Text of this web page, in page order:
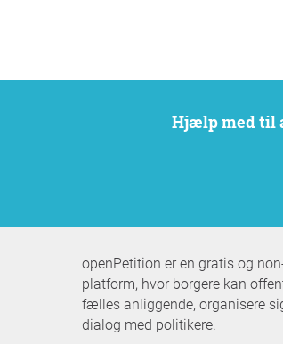
Hjælp med
openPetition er en gratis og
platform, hvor borgere kan
fælles anliggende, organisere
dialog med politikere.